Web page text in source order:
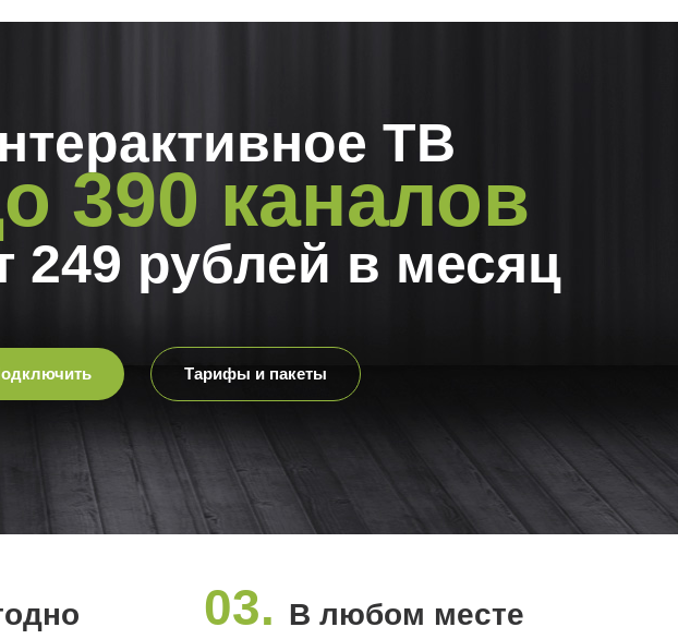
ТВ
390 каналов
249 рублей в месяц
Тарифы и пакеты
03. В любом месте